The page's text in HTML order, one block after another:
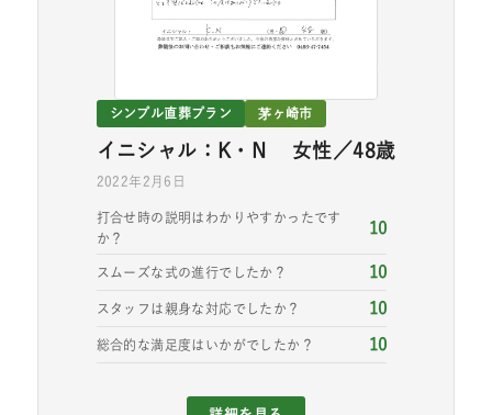
シンプル直葬プラン 茅ヶ崎市
イニシャル：K・N 女性／48歳
2022年2月6日
打合せ時の説明はわかりやすかったです
か？
10
スムーズな式の進行でしたか？ 10
スタッフは親身な対応でしたか？ 10
総合的な満足度はいかがでしたか？ 10